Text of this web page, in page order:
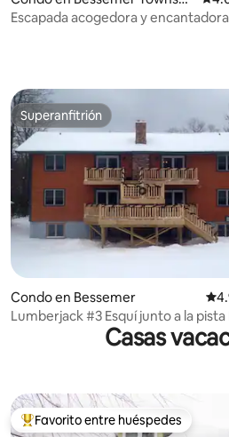
p
Escapada acogedora y
4.89 de 5, 36 reseñas
Superanfitrión
Superanfitrión
Condo en Bessemer
Lumberjack #3 Esquí junto a la pista
Casas
Favorito entre huéspedes preferido
Favorito entre huéspedes